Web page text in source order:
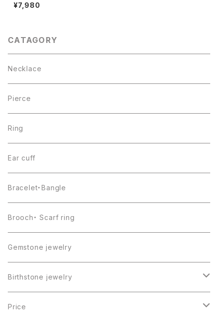
シルバー925
¥7,980
CATAGORY
Necklace
Pierce
Ring
Ear cuff
Bracelet・Bangle
Brooch・ Scarf ring
Gemstone jewelry
Birthstone jewelry
１月・ガーネット
Price